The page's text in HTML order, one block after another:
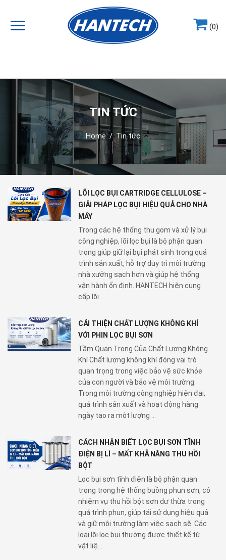
(0)
TIN TỨC
Home / Tin tức
LÕI LỌC BỤI CARTRIDGE CELLULOSE –
GIẢI PHÁP LỌC BỤI HIỆU QUẢ CHO NHÀ
MÁY
Trong các hệ thống thu gom và xử lý bụi
công nghiệp, lõi lọc bụi là bộ phận quan
trọng giúp giữ lại bụi phát sinh trong quá
trình sản xuất, hỗ trợ duy trì môi trường
nhà xưởng sạch hơn và giúp hệ thống
vận hành ổn định. HANTECH hiện cung
cấp lõi ...
CẢI THIỆN CHẤT LƯỢNG KHÔNG KHÍ
VỚI PHIN LỌC BỤI SƠN
Tầm Quan Trọng Của Chất Lượng Không
Khí Chất lượng không khí đóng vai trò
quan trọng trong việc bảo vệ sức khỏe
của con người và bảo vệ môi trường.
Trong môi trường công nghiệp hiện đại,
quá trình sản xuất và hoạt động hàng
ngày tạo ra một lượng ...
CÁCH NHẬN BIẾT LỌC BỤI SƠN TĨNH
ĐIỆN BỊ LÌ – MẤT KHẢ NĂNG THU HỒI
BỘT
Lọc bụi sơn tĩnh điện là bộ phận quan
trọng trong hệ thống buồng phun sơn, có
nhiệm vụ thu hồi bột sơn dư thừa trong
quá trình phun, giúp tái sử dụng hiệu quả
và giữ môi trường làm việc sạch sẽ. Các
loại lõi lọc bụi thường được thiết kế từ
vật liệ...